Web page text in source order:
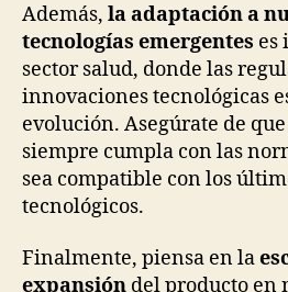
Además, la adaptación a
tecnologías emergentes es
sector salud, donde las
innovaciones tecnológicas
evolución. Asegúrate de
siempre cumpla con las
sea compatible con los
tecnológicos.
Finalmente, piensa en la
expansión del producto en